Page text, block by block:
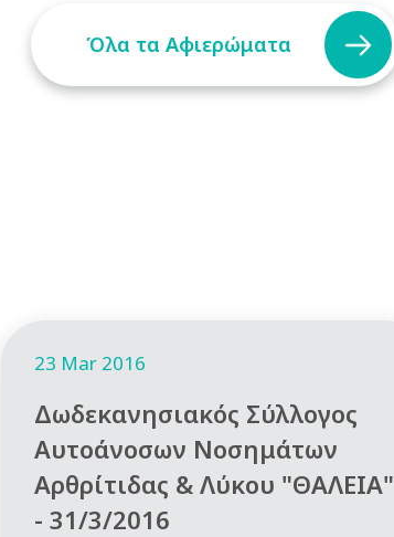
Όλα τα Αφιερώματα
23 Mar 2016
Δωδεκανησιακός Σύλλογος
Αυτοάνοσων Νοσημάτων
Αρθρίτιδας & Λύκου "ΘΑΛΕΙΑ"
- 31/3/2016